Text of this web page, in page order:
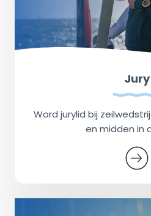
Jury
Word jurylid bij
en midden in